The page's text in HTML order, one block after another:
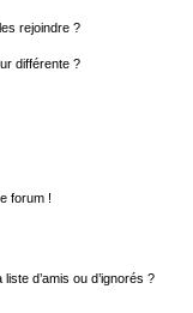
rejoindre ?
différente ?
forum !
d’amis ou d’ignorés ?